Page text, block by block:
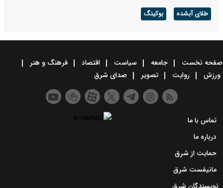
طلای آبشده بوکینگ
صفحه نخست جامعه سیاست اقتصاد
فرهنگ و هنر
ورزش
روایت تصویر صدای شرق
تماس با ما
درباره ما
حمایت از شرق
مانیفست شرق